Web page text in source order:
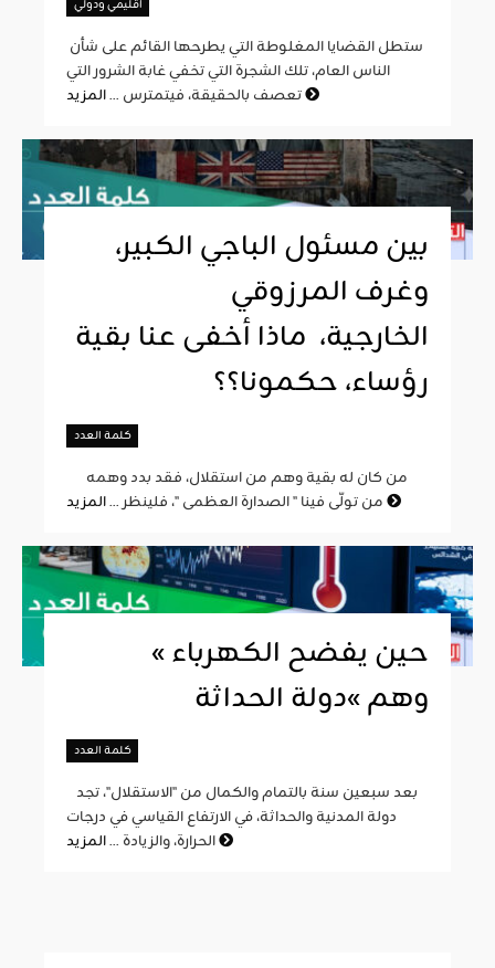
اقليمي ودولي
الناس العام، تلك الشجرة التي تخفي غابة الشرور التي
تعصف بالحقيقة، فيتمترس ...
بين مسئول الباجي الكبير،
وغرف المرزوقي
الخارجية، ماذا أخفى عنا بقية
رؤساء، حكمونا؟؟
كلمة العدد
من تولّى فينا " الصدارة العظمى "، فلينظر ...
« حين يفضح الكهرباء
وهم »دولة الحداثة
كلمة العدد
دولة المدنية والحداثة، في الارتفاع القياسي في درجات
الحرارة، والزيادة ...